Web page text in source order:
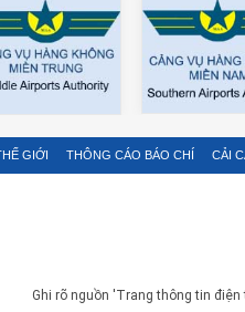
GIỚI THÔNG CÁO BÁO CHÍ CẢI
Ghi rõ nguồn 'Trang thông tin